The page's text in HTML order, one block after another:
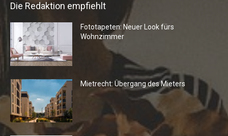
Die Redaktion empfiehlt
Fototapeten: Neuer Look fürs
Wohnzimmer
Mietrecht: Übergang des Mieters